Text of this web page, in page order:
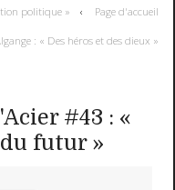
politique » Page d'accueil
: « Des héros et des dieux »
#43 : «
futur »